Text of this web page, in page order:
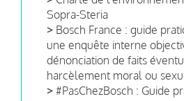
Sopra-Steria
> Bosch France : guide
une enquête interne
dénonciation de faits
harcèlement moral ou
> #PasChezBosch : Guide